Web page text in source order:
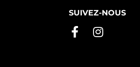
SUIVEZ-NOUS